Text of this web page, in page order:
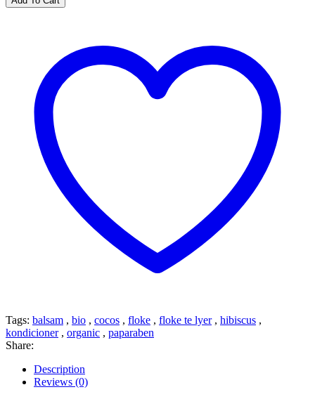
Tags: balsam , bio , cocos , floke , floke te lyer, hibiscus ,
kondicioner, organic , paparaben
Share:
Description
Reviews (0)